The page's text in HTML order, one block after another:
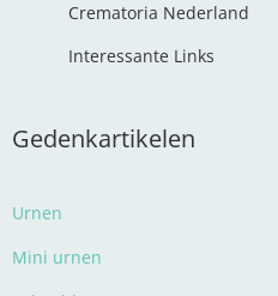
Crematoria Nederland
Interessante Links
Gedenkartikelen
Urnen
Mini urnen